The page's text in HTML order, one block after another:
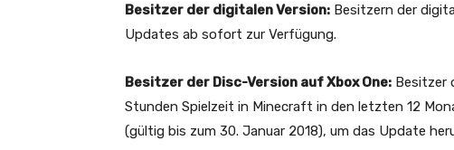
Besitzer der digitalen Version: Besitzern der
Updates ab sofort zur Verfügung.
Besitzer der Disc-Version auf Xbox One: Besitzer
Stunden Spielzeit in Minecraft in den letzten 12
(gültig bis zum 30. Januar 2018), um das Update